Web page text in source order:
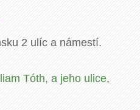
2 ulíc a námestí.
Tóth, a jeho ulice,